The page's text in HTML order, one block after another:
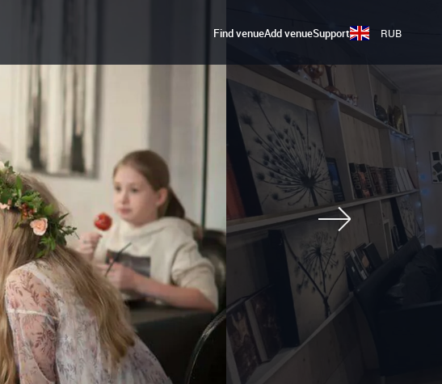
Find venueAdd venueSupport RUB